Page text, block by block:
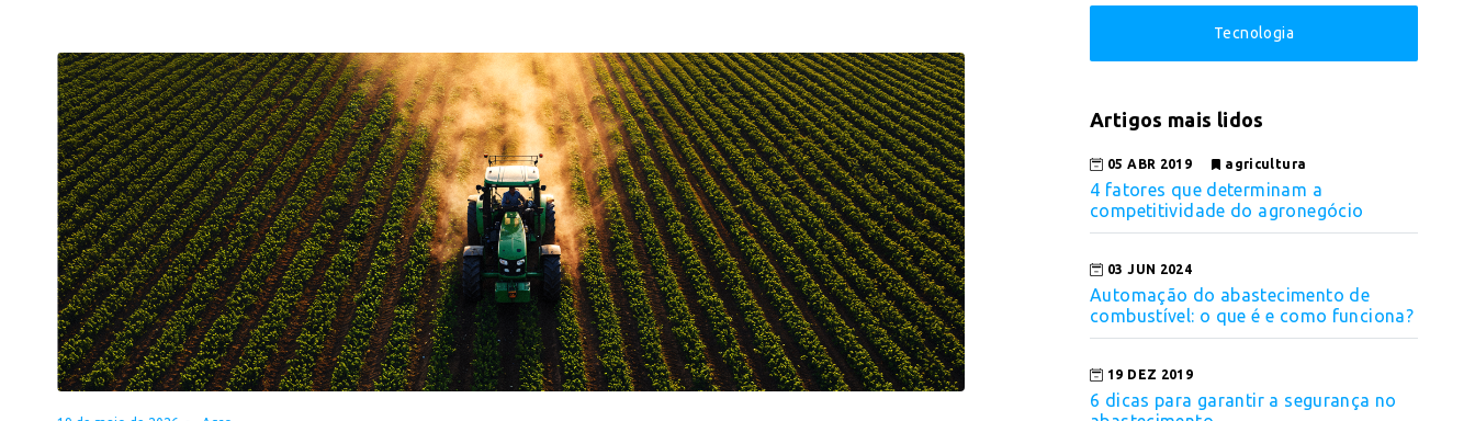
Tecnologia
Artigos mais lidos
05 ABR 2019 agricultura
4 fatores que determinam a
competitividade do agronegócio
03 JUN 2024
Automação do abastecimento de
combustível: o que é e como funciona?
19 DEZ 2019
6 dicas para garantir a segurança no